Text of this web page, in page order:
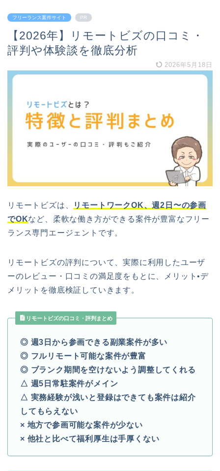
フリーランス案件サイト PR
【2026年】リモートビズの口コミ・
評判や体験談を徹底分析
2026年5月18日
リモートビズは、
リモートワークOK、週2日〜の参画
でOKなど、柔軟な働き方ができる案件が豊富なフリー
ランス専門エージェントです。
リモートビズの評判について、実際に利用したユーザ
ーのレビュー・口コミの満足度をもとに、メリット•デ
メリットを徹底検証していきます。
リモートビズの口コミ・評判まとめ
◎ 週3日から参画できる副業案件が多い
◎ フルリモート可能な案件が豊富
◎ ブランク期間を空けないよう調整してくれる
△ 週5日常駐案件がメイン
△ 実務経験が浅いと登録はできても案件は紹介
してもらえない
× 地方で参画可能な案件が少ない
× 他社と比べて福利厚生は手厚くない